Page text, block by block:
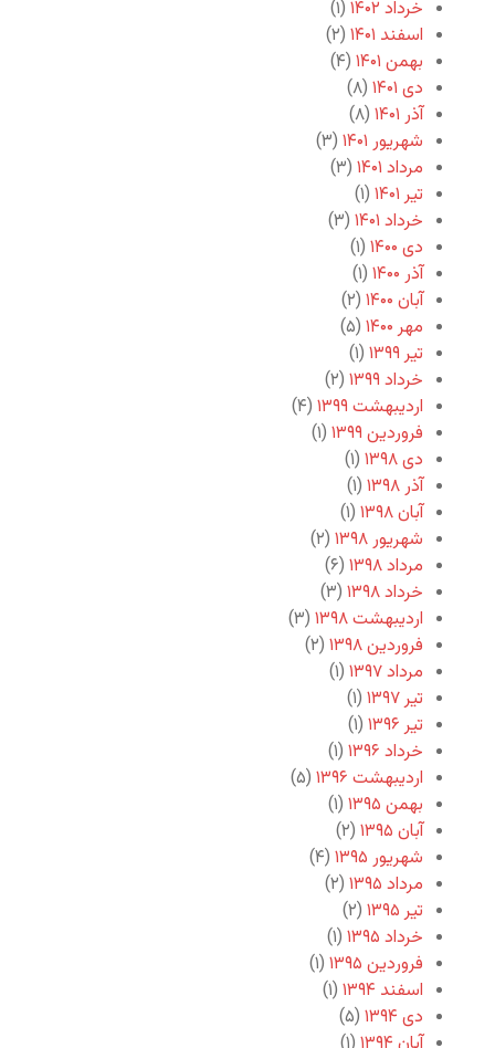
خرداد ۱۴۰۲
(۱)
اسفند ۱۴۰۱
(۲)
بهمن ۱۴۰۱
(۴)
دی ۱۴۰۱
(۸)
آذر ۱۴۰۱
(۸)
شهریور ۱۴۰۱
(۳)
مرداد ۱۴۰۱
(۳)
تیر ۱۴۰۱
(۱)
خرداد ۱۴۰۱
(۳)
دی ۱۴۰۰
(۱)
آذر ۱۴۰۰
(۱)
آبان ۱۴۰۰
(۲)
مهر ۱۴۰۰
(۵)
تیر ۱۳۹۹
(۱)
خرداد ۱۳۹۹
(۲)
اردیبهشت ۱۳۹۹
(۴)
فروردین ۱۳۹۹
(۱)
دی ۱۳۹۸
(۱)
آذر ۱۳۹۸
(۱)
آبان ۱۳۹۸
(۱)
شهریور ۱۳۹۸
(۲)
مرداد ۱۳۹۸
(۶)
خرداد ۱۳۹۸
(۳)
اردیبهشت ۱۳۹۸
(۳)
فروردین ۱۳۹۸
(۲)
مرداد ۱۳۹۷
(۱)
تیر ۱۳۹۷
(۱)
تیر ۱۳۹۶
(۱)
خرداد ۱۳۹۶
(۱)
اردیبهشت ۱۳۹۶
(۵)
بهمن ۱۳۹۵
(۱)
آبان ۱۳۹۵
(۲)
شهریور ۱۳۹۵
(۴)
مرداد ۱۳۹۵
(۲)
تیر ۱۳۹۵
(۲)
خرداد ۱۳۹۵
(۱)
فروردین ۱۳۹۵
(۱)
اسفند ۱۳۹۴
(۱)
دی ۱۳۹۴
(۵)